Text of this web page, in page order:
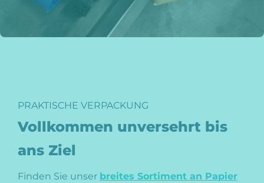
PRAKTISCHE VERPACKUNG
Vollkommen unversehrt bis
ans Ziel
Finden Sie unser breites Sortiment an Papier